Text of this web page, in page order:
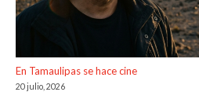
En Tamaulipas se hace cine
20 julio, 2026